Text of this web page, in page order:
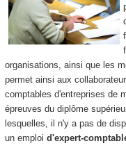
organisations, ainsi que les
permet ainsi aux
comptables d'entreprises de
épreuves du diplôme
lesquelles, il n'y a pas de
un emploi d'expert-